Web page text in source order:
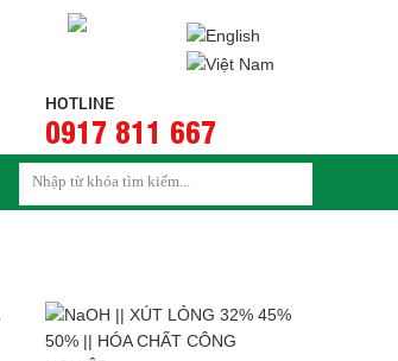
HOTLINE
0917 811 667